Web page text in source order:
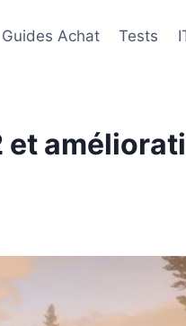
Guides Achat Tests
et